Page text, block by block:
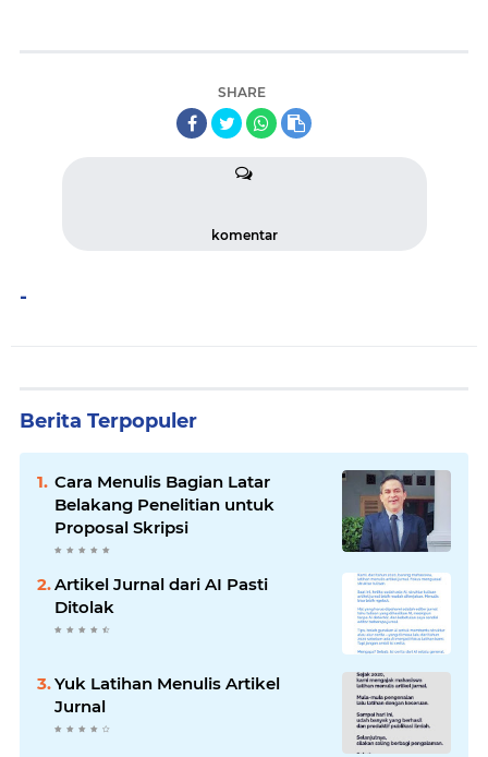
SHARE
komentar
-
Berita Terpopuler
Cara Menulis Bagian Latar
Belakang Penelitian untuk
Proposal Skripsi
Artikel Jurnal dari AI Pasti
Ditolak
Yuk Latihan Menulis Artikel
Jurnal